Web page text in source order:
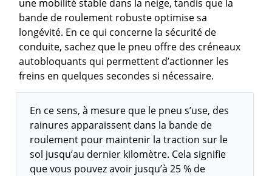
une mobilité stable dans la neige, tandis que la
bande de roulement robuste optimise sa
longévité. En ce qui concerne la sécurité de
conduite, sachez que le pneu offre des créneaux
autobloquants qui permettent d’actionner les
freins en quelques secondes si nécessaire.
En ce sens, à mesure que le pneu s’use, des
rainures apparaissent dans la bande de
roulement pour maintenir la traction sur le
sol jusqu’au dernier kilomètre. Cela signifie
que vous pouvez avoir jusqu’à 25 % de